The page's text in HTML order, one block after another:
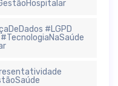
#LGPD